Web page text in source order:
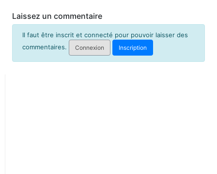
Laissez un commentaire
Il faut être inscrit et connecté pour pouvoir laisser des
commentaires.
Connexion Inscription